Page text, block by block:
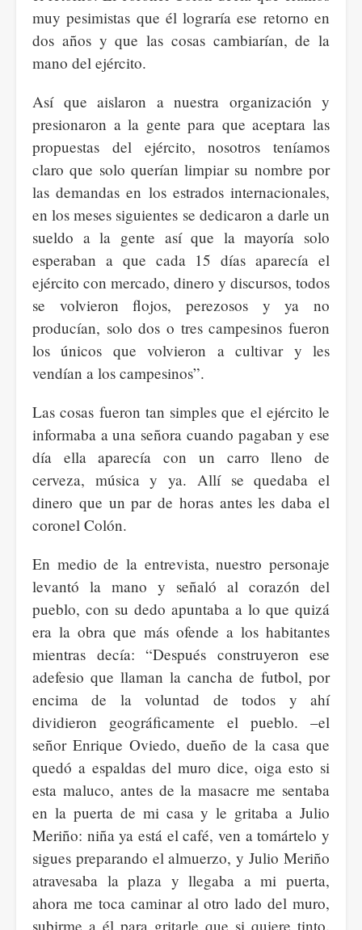
muy pesimistas que él lograría ese retorno en
dos años y que las cosas cambiarían, de la
mano del ejército.
Así que aislaron a nuestra organización y
presionaron a la gente para que aceptara las
propuestas del ejército, nosotros teníamos
claro que solo querían limpiar su nombre por
las demandas en los estrados internacionales,
en los meses siguientes se dedicaron a darle un
sueldo a la gente así que la mayoría solo
esperaban a que cada 15 días aparecía el
ejército con mercado, dinero y discursos, todos
se volvieron flojos, perezosos y ya no
producían, solo dos o tres campesinos fueron
los únicos que volvieron a cultivar y les
vendían a los campesinos”.
Las cosas fueron tan simples que el ejército le
informaba a una señora cuando pagaban y ese
día ella aparecía con un carro lleno de
cerveza, música y ya. Allí se quedaba el
dinero que un par de horas antes les daba el
coronel Colón.
En medio de la entrevista, nuestro personaje
levantó la mano y señaló al corazón del
pueblo, con su dedo apuntaba a lo que quizá
era la obra que más ofende a los habitantes
mientras decía: “Después construyeron ese
adefesio que llaman la cancha de futbol, por
encima de la voluntad de todos y ahí
dividieron geográficamente el pueblo. –el
señor Enrique Oviedo, dueño de la casa que
quedó a espaldas del muro dice, oiga esto si
esta maluco, antes de la masacre me sentaba
en la puerta de mi casa y le gritaba a Julio
Meriño: niña ya está el café, ven a tomártelo y
sigues preparando el almuerzo, y Julio Meriño
atravesaba la plaza y llegaba a mi puerta,
ahora me toca caminar al otro lado del muro,
subirme a él para gritarle que si quiere tinto.